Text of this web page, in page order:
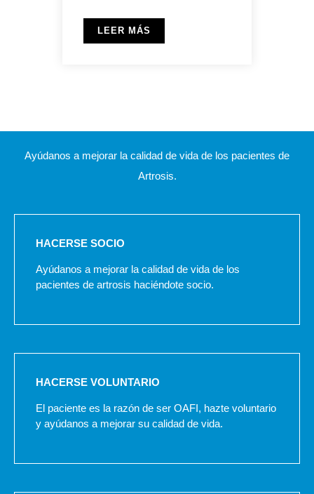
LEER MÁS
Ayúdanos a mejorar la calidad de vida de los pacientes de
Artrosis.
HACERSE SOCIO
Ayúdanos a mejorar la calidad de vida de los
pacientes de artrosis haciéndote socio.
HACERSE VOLUNTARIO
El paciente es la razón de ser OAFI, hazte voluntario
y ayúdanos a mejorar su calidad de vida.